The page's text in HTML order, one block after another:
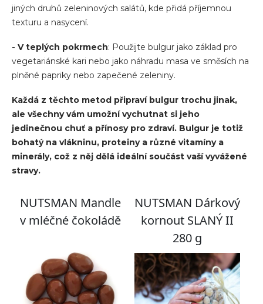
jiných druhů zeleninových salátů, kde přidá příjemnou
texturu a nasycení.
- V teplých pokrmech: Použijte bulgur jako základ pro
vegetariánské kari nebo jako náhradu masa ve směsích na
plněné papriky nebo zapečené zeleniny.
Každá z těchto metod připraví bulgur trochu jinak,
ale všechny vám umožní vychutnat si jeho
jedinečnou chuť a přínosy pro zdraví. Bulgur je totiž
bohatý na vlákninu, proteiny a různé vitamíny a
minerály, což z něj dělá ideální součást vaší vyvážené
stravy.